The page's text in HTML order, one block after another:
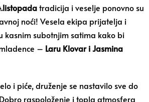
tradicija i veselje ponovno su
noći! Vesela ekipa prijatelja i
kasnim subotnjim satima kako bi
– Laru Klovar i Jasmina
i piće, druženje se nastavilo sve do
raspoloženje i topla atmosfera